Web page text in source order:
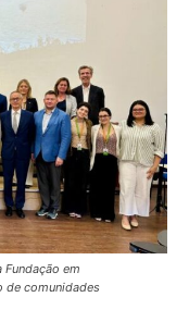
em
de comunidades